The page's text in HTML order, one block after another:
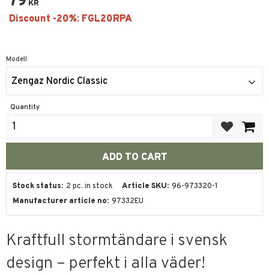
KR
Modell
Zengaz Nordic Classic
Quantity
Stock status 2 pc. in stock Article SKU 96-973320-1
Manufacturer article no 97332EU
Kraftfull stormtändare i svensk
design – perfekt i alla väder!